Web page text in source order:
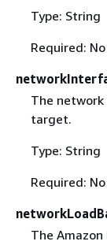
Type: String
Required: No
The
target.
Type: String
Required: No
The